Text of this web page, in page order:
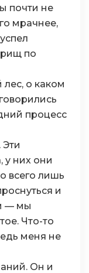
почти не
мрачнее,
по
о каком
процесс
у них они
всего лишь
и
— мы
Что-то
меня не
Он и